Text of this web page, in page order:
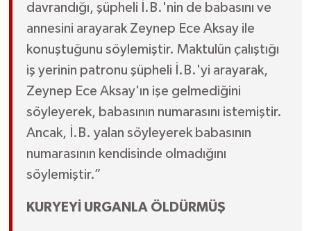
davrandığı, şüpheli İ.B.'nin de babasını ve
annesini arayarak Zeynep Ece Aksay ile
konuştuğunu söylemiştir. Maktulün çalıştığı
iş yerinin patronu şüpheli İ.B.'yi arayarak,
Zeynep Ece Aksay'ın işe gelmediğini
söyleyerek, babasının numarasını istemiştir.
Ancak, İ.B. yalan söyleyerek babasının
numarasının kendisinde olmadığını
söylemiştir.”
KURYEYİ URGANLA ÖLDÜRMÜŞ